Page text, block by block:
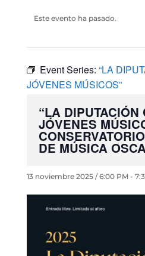
Este evento ha pasado.
Event Series: “LA
JÓVENES MÚSICOS”
“LA DIPUTACIÓN
JÓVENES
DE MÚSICA
13 noviembre 2025 / 6:00 PM-